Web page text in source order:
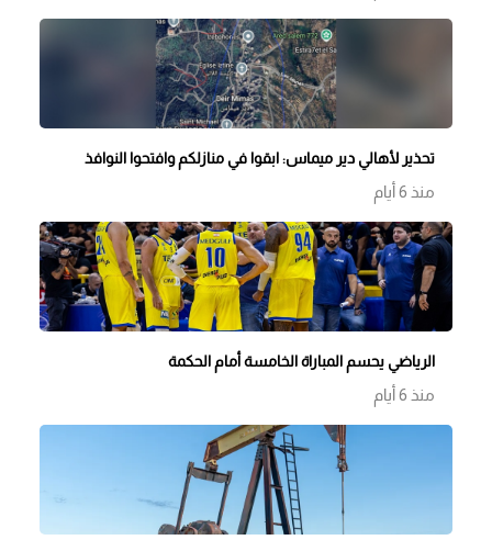
تحذير لأهالي دير ميماس: ابقوا في منازلكم وافتحوا النوافذ
منذ 6 أيام
الرياضي يحسم المباراة الخامسة أمام الحكمة
منذ 6 أيام